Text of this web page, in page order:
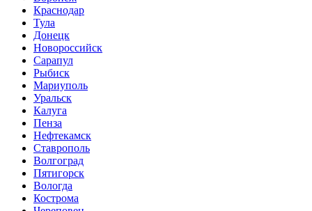
Краснодар
Тула
Донецк
Новороссийск
Сарапул
Рыбиск
Мариуполь
Уральск
Калуга
Пенза
Нефтекамск
Ставрополь
Волгоград
Пятигорск
Вологда
Кострома